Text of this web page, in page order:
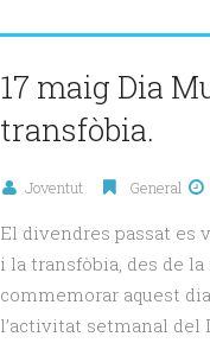
17 maig Dia
transfòbia.
Joventut General
El divendres passat es
i la transfòbia, des de
commemorar aquest
l’activitat setmanal del